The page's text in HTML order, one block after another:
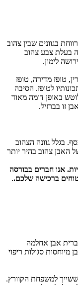
בגוונים שבין צהוב
בעלת צבע צהוב
לימון.
טופז מדירה, טופז
לטופז. הסיבה
באופן דומה מאוד
זו בברזיל.
בגלל גוונה הצהוב
האבן צהוב בהיר יותר
אנו חברים בבורסה
ברכישה שלכם..
אבן אחלמה
סגולות ריפוי
למשפחת הקוורץ.